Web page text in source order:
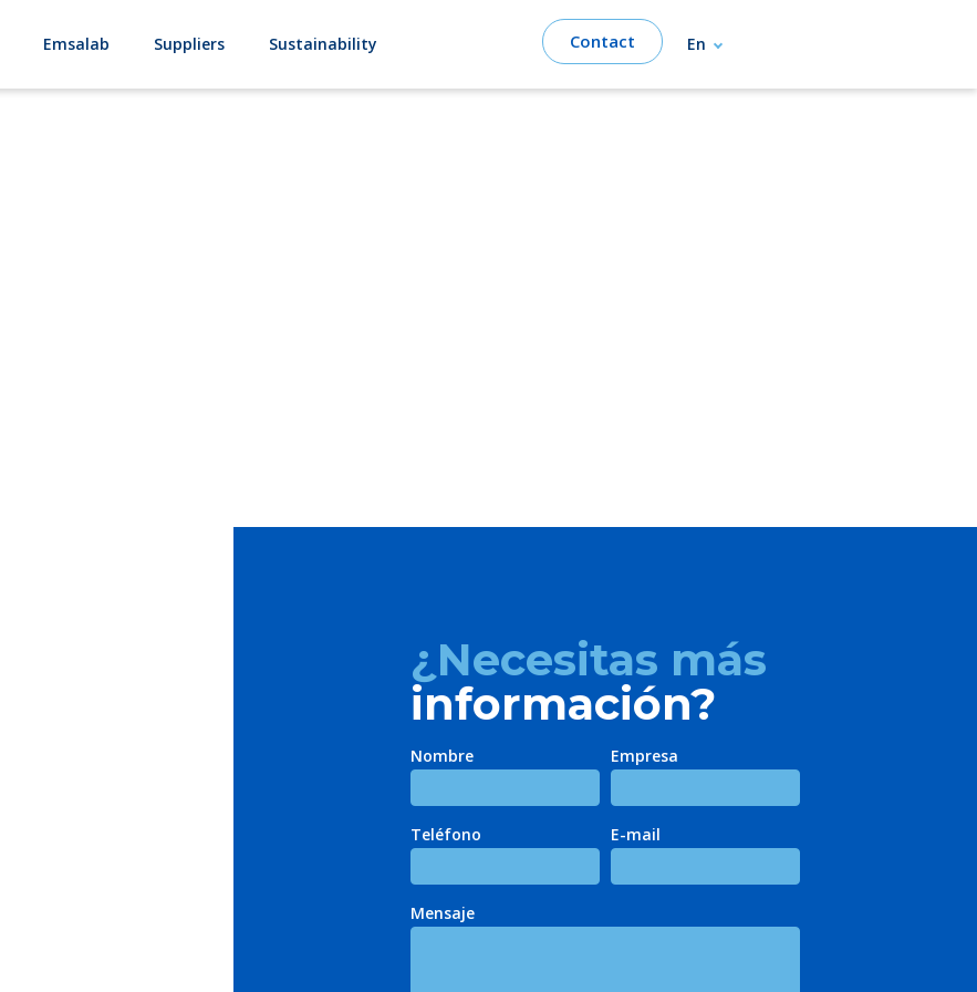
Emsalab Suppliers Sustainability Contact En
¿Necesitas más
información?
Nombre Empresa
Teléfono E-mail
Mensaje